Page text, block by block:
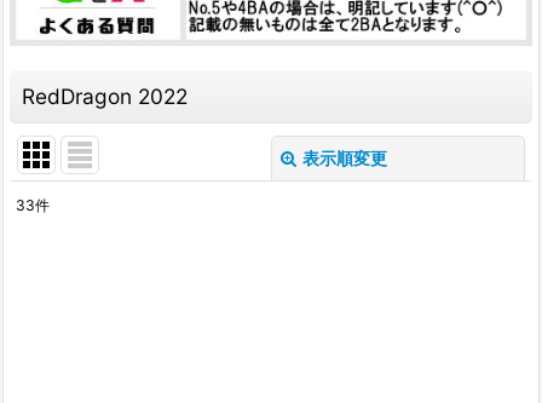
RedDragon 2022
表示順変更
33件